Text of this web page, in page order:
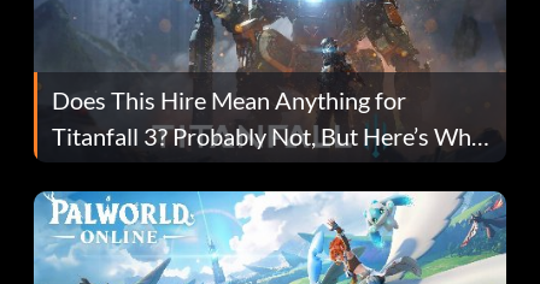
Does This Hire Mean Anything for
Titanfall 3? Probably Not, But Here’s Why
Fans Are Hopeful